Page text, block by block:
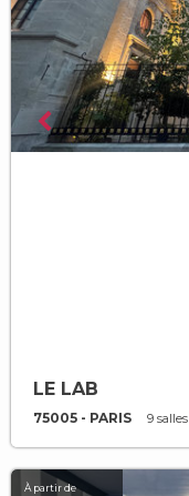
LE LAB
75005 - PARIS 9 salles
À partir de